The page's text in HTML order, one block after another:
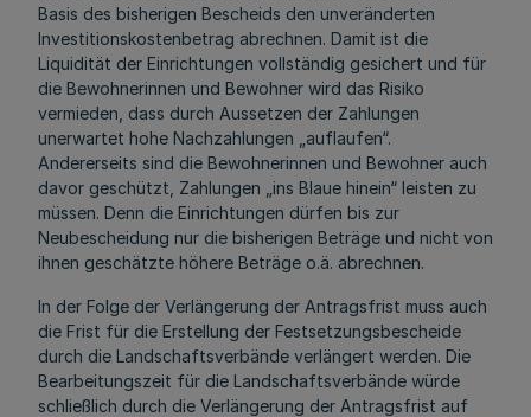
Basis des bisherigen Bescheids den unveränderten
Investitionskostenbetrag abrechnen. Damit ist die
Liquidität der Einrichtungen vollständig gesichert und für
die Bewohnerinnen und Bewohner wird das Risiko
vermieden, dass durch Aussetzen der Zahlungen
unerwartet hohe Nachzahlungen „auflaufen“.
Andererseits sind die Bewohnerinnen und Bewohner auch
davor geschützt, Zahlungen „ins Blaue hinein“ leisten zu
müssen. Denn die Einrichtungen dürfen bis zur
Neubescheidung nur die bisherigen Beträge und nicht von
ihnen geschätzte höhere Beträge o.ä. abrechnen.
In der Folge der Verlängerung der Antragsfrist muss auch
die Frist für die Erstellung der Festsetzungsbescheide
durch die Landschaftsverbände verlängert werden. Die
Bearbeitungszeit für die Landschaftsverbände würde
schließlich durch die Verlängerung der Antragsfrist auf